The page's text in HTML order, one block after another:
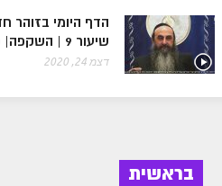
ספר הזוהר בראשית ב' מתחילים
ספר הזוהר בראשית ב' מתקדמים
ספר הזוהר לך לך מתחילים
הדף היומי בזוהר
שיעור 9 | השקפה| כה-כז
דצמ 24, 2020
בראשית